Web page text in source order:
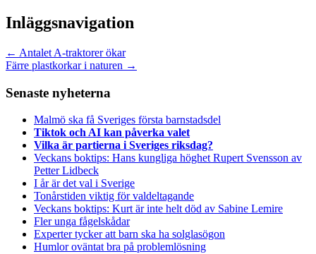
Inläggsnavigation
← Antalet A-traktorer ökar
Färre plastkorkar i naturen →
Senaste nyheterna
Malmö ska få Sveriges första barnstadsdel
Tiktok och AI kan påverka valet
Vilka är partierna i Sveriges riksdag?
Veckans boktips: Hans kungliga höghet Rupert Svensson av
Petter Lidbeck
I år är det val i Sverige
Tonårstiden viktig för valdeltagande
Veckans boktips: Kurt är inte helt död av Sabine Lemire
Fler unga fågelskådar
Experter tycker att barn ska ha solglasögon
Humlor oväntat bra på problemlösning